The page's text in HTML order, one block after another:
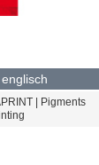
| Pigments